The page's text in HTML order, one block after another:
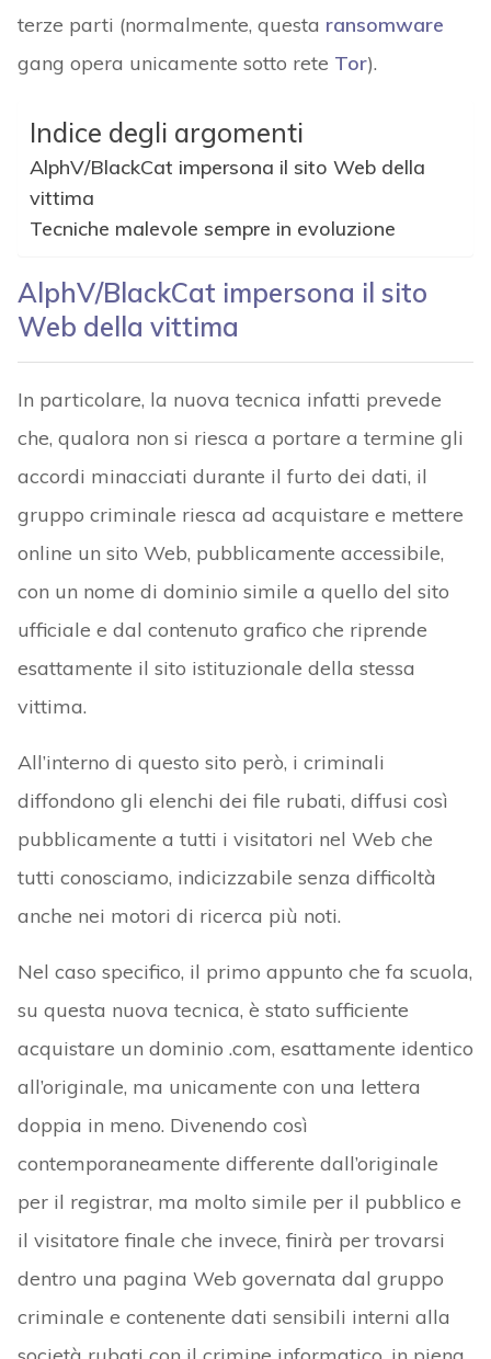
terze parti (normalmente, questa ransomware
gang opera unicamente sotto rete Tor).
Indice degli argomenti
AlphV/BlackCat impersona il sito Web della
vittima
Tecniche malevole sempre in evoluzione
AlphV/BlackCat impersona il sito
Web della vittima
In particolare, la nuova tecnica infatti prevede
che, qualora non si riesca a portare a termine gli
accordi minacciati durante il furto dei dati, il
gruppo criminale riesca ad acquistare e mettere
online un sito Web, pubblicamente accessibile,
con un nome di dominio simile a quello del sito
ufficiale e dal contenuto grafico che riprende
esattamente il sito istituzionale della stessa
vittima.
All’interno di questo sito però, i criminali
diffondono gli elenchi dei file rubati, diffusi così
pubblicamente a tutti i visitatori nel Web che
tutti conosciamo, indicizzabile senza difficoltà
anche nei motori di ricerca più noti.
Nel caso specifico, il primo appunto che fa scuola,
su questa nuova tecnica, è stato sufficiente
acquistare un dominio .com, esattamente identico
all’originale, ma unicamente con una lettera
doppia in meno. Divenendo così
contemporaneamente differente dall’originale
per il registrar, ma molto simile per il pubblico e
il visitatore finale che invece, finirà per trovarsi
dentro una pagina Web governata dal gruppo
criminale e contenente dati sensibili interni alla